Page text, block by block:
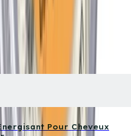
Pour Cheveux